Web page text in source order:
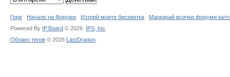
Горе Начало на Форуми Изтрий моите бисквитки
Маркирай всички форуми
Powered By IP.Board © 2026 IPS, Inc
Облако тегов © 2026 LastDragon